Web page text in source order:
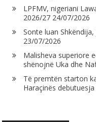
LPFMV, nigeriani
2026/27 24/07/2026
Sonte luan
23/07/2026
Malisheva superiore
shënojnë Uka dhe
Të premtën starton
Haraçinës